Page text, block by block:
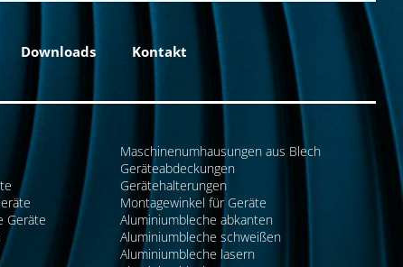
Downloads Kontakt
Geräte
Maschinenumhausungen aus Blech
Geräteabdeckungen
Gerätehalterungen
Montagewinkel für Geräte
Aluminiumbleche abkanten
Aluminiumbleche schweißen
Aluminiumbleche lasern